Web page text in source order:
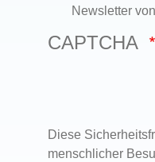
Newsletter
CAPTCHA
Diese
menschlicher